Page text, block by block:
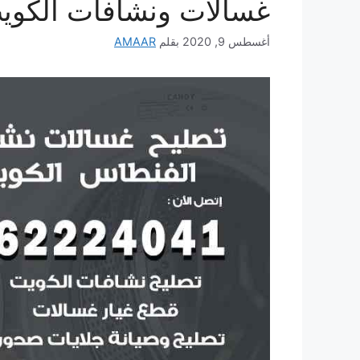
غسالات ونشافات
أغسطس 9, 2020 بقلم AMAAR